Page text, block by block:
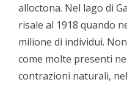
alloctona. Nel lago di
risale al 1918 quando
milione di individui.
come molte presenti
contrazioni naturali,